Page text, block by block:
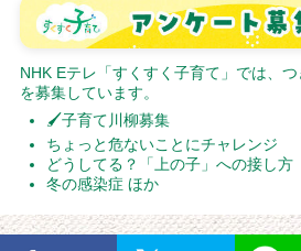
NHK Eテレ「すくすく子育て」では、
を募集しています。
🖌子育て川柳募集
ちょっと危ないことにチャレンジ
どうしてる？「上の子」への接し方
冬の感染症 ほか